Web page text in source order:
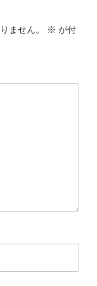
ません。 ※ が付